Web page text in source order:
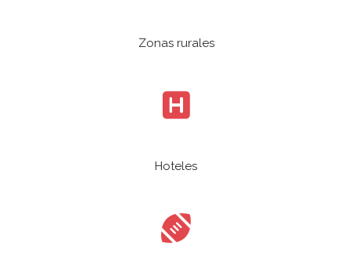
Zonas rurales
Hoteles